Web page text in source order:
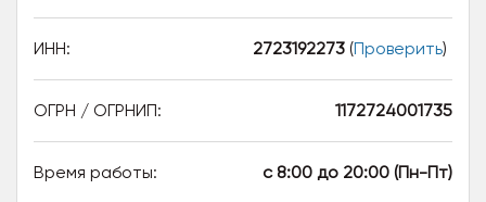
ИНН: 2723192273 (Проверить)
ОГРН / ОГРНИП: 1172724001735
Время работы: с 8:00 до 20:00 (Пн-Пт)